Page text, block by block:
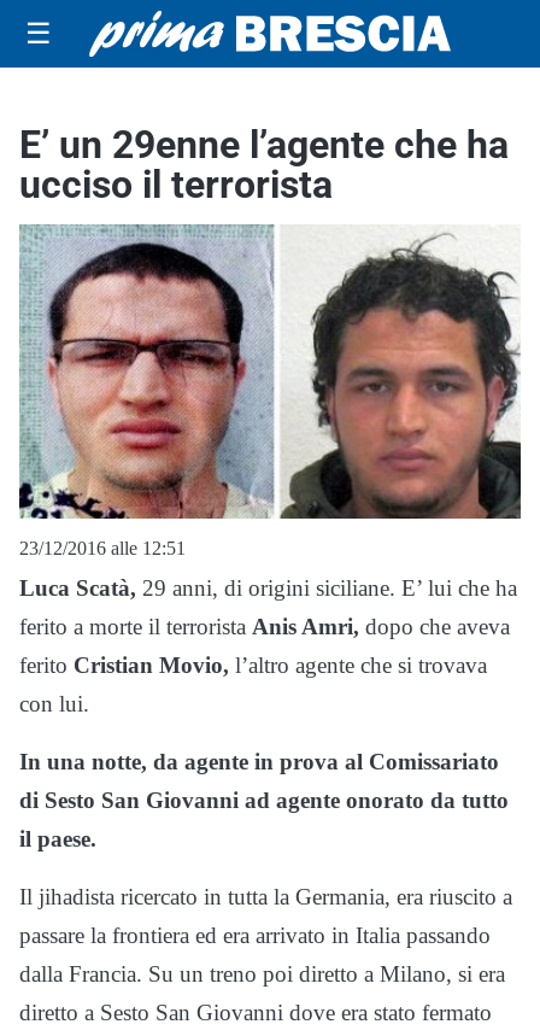
☰
E’ un 29enne l’agente che ha
ucciso il terrorista
23/12/2016 alle 12:51
Luca Scatà, 29 anni, di origini siciliane. E’ lui che ha
ferito a morte il terrorista Anis Amri, dopo che aveva
ferito Cristian Movio, l’altro agente che si trovava
con lui.
In una notte, da agente in prova al Comissariato
di Sesto San Giovanni ad agente onorato da tutto
il paese.
Il jihadista ricercato in tutta la Germania, era riuscito a
passare la frontiera ed era arrivato in Italia passando
dalla Francia. Su un treno poi diretto a Milano, si era
diretto a Sesto San Giovanni dove era stato fermato